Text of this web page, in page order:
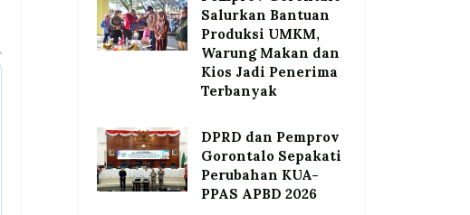
Salurkan Bantuan
Produksi UMKM,
Warung Makan dan
Kios Jadi Penerima
Terbanyak
DPRD dan Pemprov
Gorontalo Sepakati
Perubahan KUA-
PPAS APBD 2026